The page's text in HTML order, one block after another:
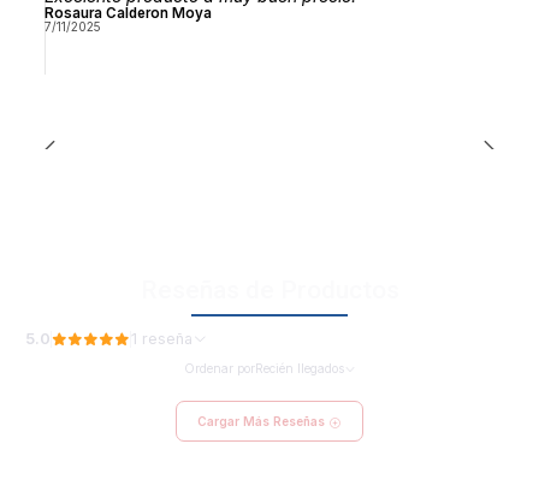
Rosaura Calderon Moya
7/11/2025
5.0 1 reseña
Ordenar porRecién llegados
Cargar Más Reseñas